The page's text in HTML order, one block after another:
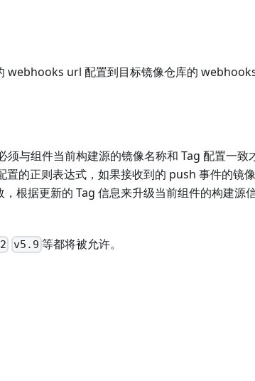
webhooks url 配置到目标镜像仓库的
与组件当前构建源的镜像名称和 Tag 配置一致
的正则表达式，如果接收到的 push 事件的镜
根据更新的 Tag 信息来升级当前组件的构建源
v5.9 等都将被允许。